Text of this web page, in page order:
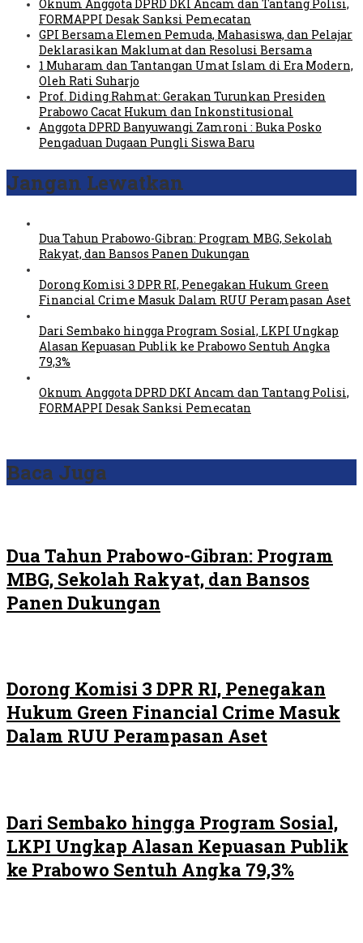
Oknum Anggota DPRD DKI Ancam dan Tantang Polisi,
FORMAPPI Desak Sanksi Pemecatan
GPI Bersama Elemen Pemuda, Mahasiswa, dan Pelajar
Deklarasikan Maklumat dan Resolusi Bersama
1 Muharam dan Tantangan Umat Islam di Era Modern,
Oleh Rati Suharjo
Prof. Diding Rahmat: Gerakan Turunkan Presiden
Prabowo Cacat Hukum dan Inkonstitusional
Anggota DPRD Banyuwangi Zamroni : Buka Posko
Pengaduan Dugaan Pungli Siswa Baru
Jangan Lewatkan
Dua Tahun Prabowo-Gibran: Program MBG, Sekolah
Rakyat, dan Bansos Panen Dukungan
Dorong Komisi 3 DPR RI, Penegakan Hukum Green
Financial Crime Masuk Dalam RUU Perampasan Aset
Dari Sembako hingga Program Sosial, LKPI Ungkap
Alasan Kepuasan Publik ke Prabowo Sentuh Angka
79,3%
Oknum Anggota DPRD DKI Ancam dan Tantang Polisi,
FORMAPPI Desak Sanksi Pemecatan
Baca Juga
Dua Tahun Prabowo-Gibran: Program
MBG, Sekolah Rakyat, dan Bansos
Panen Dukungan
Dorong Komisi 3 DPR RI, Penegakan
Hukum Green Financial Crime Masuk
Dalam RUU Perampasan Aset
Dari Sembako hingga Program Sosial,
LKPI Ungkap Alasan Kepuasan Publik
ke Prabowo Sentuh Angka 79,3%